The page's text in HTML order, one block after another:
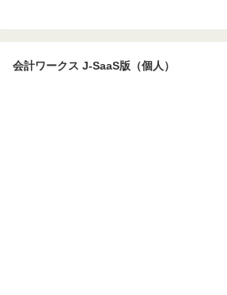
会計ワークス J-SaaS版（個人）